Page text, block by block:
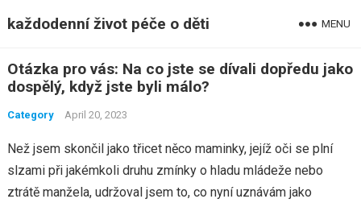
každodenní život péče o děti MENU
Otázka pro vás: Na co jste se dívali dopředu jako
dospělý, když jste byli málo?
Category April 20, 2023
Než jsem skončil jako třicet něco maminky, jejíž oči se plní
slzami při jakémkoli druhu zmínky o hladu mládeže nebo
ztrátě manžela, udržoval jsem to, co nyní uznávám jako